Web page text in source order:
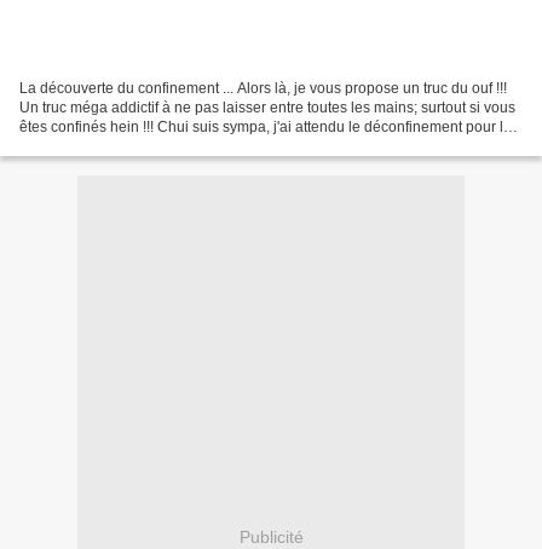
La découverte du confinement ... Alors là, je vous propose un truc du ouf !!!
Un truc méga addictif à ne pas laisser entre toutes les mains; surtout si vous
êtes confinés hein !!! Chui suis sympa, j'ai attendu le déconfinement pour la
Publicité